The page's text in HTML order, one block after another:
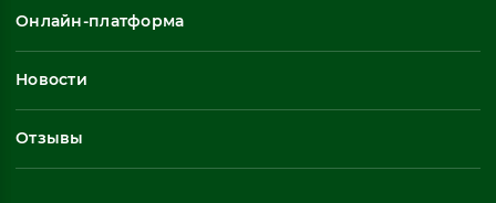
Профессиональное обучение
Все
Онлайн-платформа
Новости
Отзывы